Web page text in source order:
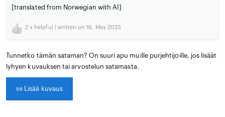
[translated from Norwegian with AI]
2 x helpful | written on 16. May 2023
Tunnetko tämän sataman? On suuri apu muille purjehtijoille, jos lisäät
lyhyen kuvauksen tai arvostelun satamasta.
📜 Lisää kuvaus